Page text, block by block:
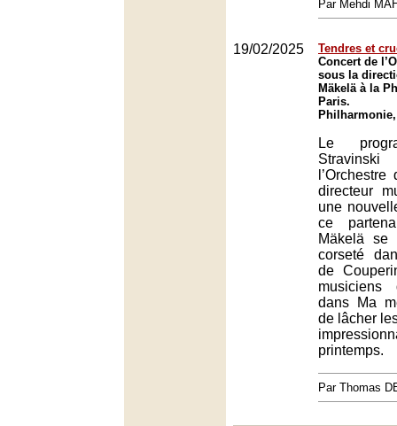
Par Mehdi
19/02/2025
Tendres et
Concert de
sous la
Mäkelä à la
Paris.
Le
directeur
une
ce
Mäkelä se
corseté
de
musiciens
dans Ma
de lâcher
printemps.
Par Thomas